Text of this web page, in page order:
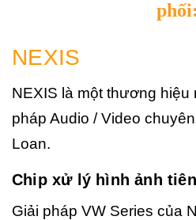
phối:
NEXIS
NEXIS là một thương hiệu
pháp Audio / Video
Loan.
Chip xử lý hình ảnh
Giải pháp VW Series của